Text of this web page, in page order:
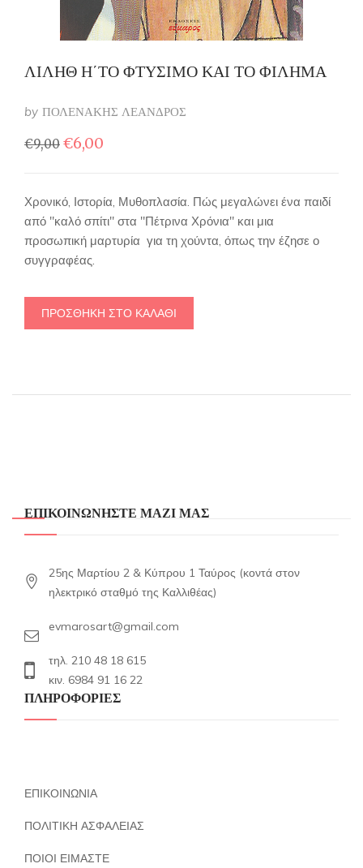
ΛΙΛΗΘ Η΄ΤΟ ΦΤΥΣΙΜΟ ΚΑΙ ΤΟ ΦΙΛΗΜΑ
by ΠΟΛΕΝΑΚΗΣ ΛΕΑΝΔΡΟΣ
€9,00 Original
€9,00.
€6,00
είναι:
€6,00.
Χρονικό, Ιστορία, Μυθοπλασία. Πώς μεγαλώνει ένα παιδί
από "καλό σπίτι" στα "Πέτρινα Χρόνια" και μια
προσωπική μαρτυρία για τη χούντα, όπως την έζησε ο
συγγραφέας.
ΠΡΟΣΘΉΚΗ ΣΤΟ ΚΑΛΆΘΙ
ΕΠΙΚΟΙΝΩΝΗΣΤΕ ΜΑΖΙ ΜΑΣ
25ης Μαρτίου 2 & Κύπρου 1 Ταύρος (κοντά στον
ηλεκτρικό σταθμό της Καλλιθέας)
evmarosart@gmail.com
τηλ. 210 48 18 615
κιν. 6984 91 16 22
ΠΛΗΡΟΦΟΡΙΕΣ
ΕΠΙΚΟΙΝΩΝΙΑ
ΠΟΛΙΤΙΚΗ ΑΣΦΑΛΕΙΑΣ
ΠΟΙΟΙ ΕΙΜΑΣΤΕ